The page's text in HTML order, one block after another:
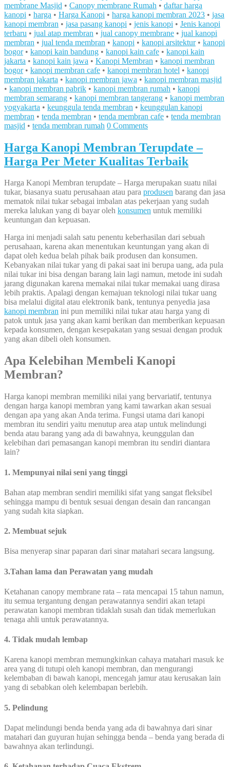
membrane Masjid • Canopy membrane Rumah • daftar harga
kanopi • harga • Harga Kanopi • harga kanopi membran 2023 • jasa
kanopi membran • jasa pasang kanopi • jenis kanopi • Jenis kanopi
terbaru • jual atap membran • jual canopy membrane • jual kanopi
membran • jual tenda membran • kanopi • kanopi arsitektur• kanopi
bogor• kanopi kain bandung • kanopi kain cafe • kanopi kain
jakarta • kanopi kain jawa • Kanopi Membran • kanopi membran
bogor• kanopi membran cafe • kanopi membran hotel • kanopi
membran jakarta • kanopi membran jawa • kanopi membran masjid
• kanopi membran pabrik • kanopi membran rumah • kanopi
membran semarang • kanopi membran tangerang • kanopi membran
yogyakarta • keunggula tenda membran • keunggulan kanopi
membran • tenda membran • tenda membran cafe • tenda membran
masjid • tenda membran rumah 0 Comments
Harga Kanopi Membran Terupdate –
Harga Per Meter Kualitas Terbaik
Harga Kanopi Membran terupdate – Harga merupakan suatu nilai
tukar, biasanya suatu perusahaan atau para produsen barang dan jasa
mematok nilai tukar sebagai imbalan atas pekerjaan yang sudah
mereka lalukan yang di bayar oleh konsumen untuk memiliki
keuntungan dan kepuasan.
Harga ini menjadi salah satu penentu keberhasilan dari sebuah
perusahaan, karena akan menentukan keuntungan yang akan di
dapat oleh kedua belah pihak baik produsen dan konsumen.
Kebanyakan nilai tukar yang di pakai saat ini berupa uang, ada pula
nilai tukar ini bisa dengan barang lain lagi namun, metode ini sudah
jarang digunakan karena memakai nilai tukar memakai uang dirasa
lebih praktis. Apalagi dengan kemajuan teknologi nilai tukar uang
bisa melalui digital atau elektronik bank, tentunya penyedia jasa
kanopi membran ini pun memiliki nilai tukar atau harga yang di
patok untuk jasa yang akan kami berikan dan memberikan kepuasan
kepada konsumen, dengan kesepakatan yang sesuai dengan produk
yang akan dibeli oleh konsumen.
Apa Kelebihan Membeli Kanopi
Membran?
Harga kanopi membran memiliki nilai yang bervariatif, tentunya
dengan harga kanopi membran yang kami tawarkan akan sesuai
dengan apa yang akan Anda terima. Fungsi utama dari kanopi
membran itu sendiri yaitu menutup area atap untuk melindungi
benda atau barang yang ada di bawahnya, keunggulan dan
kelebihan dari pemasangan kanopi membran itu sendiri diantara
lain?
1. Mempunyai nilai seni yang tinggi
Bahan atap membran sendiri memiliki sifat yang sangat fleksibel
sehingga mampu di bentuk sesuai dengan desain dan rancangan
yang sudah kita siapkan.
2. Membuat sejuk
Bisa menyerap sinar paparan dari sinar matahari secara langsung.
3.Tahan lama dan Perawatan yang mudah
Ketahanan canopy membrane rata – rata mencapai 15 tahun namun,
itu semua tergantung dengan perawatannya sendiri akan tetapi
perawatan kanopi membran tidaklah susah dan tidak memerlukan
tenaga ahli untuk perawatannya.
4. Tidak mudah lembap
Karena kanopi membran memungkinkan cahaya matahari masuk ke
area yang di tutupi oleh kanopi membran, dan mengurangi
kelembaban di bawah kanopi, mencegah jamur atau kerusakan lain
yang di sebabkan oleh kelembapan berlebih.
5. Pelindung
Dapat melindungi benda benda yang ada di bawahnya dari sinar
matahari dan guyuran hujan sehingga benda – benda yang berada di
bawahnya akan terlindungi.